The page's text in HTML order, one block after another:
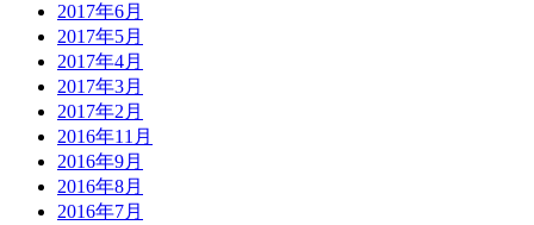
2017年6月
2017年5月
2017年4月
2017年3月
2017年2月
2016年11月
2016年9月
2016年8月
2016年7月